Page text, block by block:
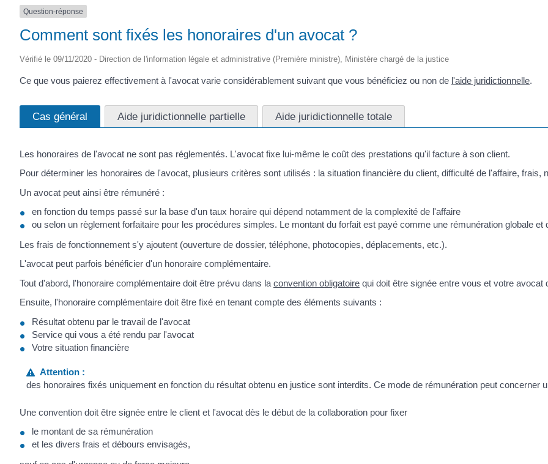
Question-réponse
Comment sont fixés les honoraires d'un avocat ?
Vérifié le 09/11/2020 - Direction de l'information légale et administrative (Première ministre), Ministère chargé de la justice
Ce que vous paierez effectivement à l'avocat varie considérablement suivant que vous bénéficiez ou non de l'aide juridictionnelle.
Cas général Aide juridictionnelle partielle Aide juridictionnelle totale
Les honoraires de l'avocat ne sont pas réglementés. L'avocat fixe lui-même le coût des prestations qu'il facture à son client.
Pour déterminer les honoraires de l'avocat, plusieurs critères sont utilisés : la situation financière du client, difficulté de l'affaire,
Un avocat peut ainsi être rémunéré :
en fonction du temps passé sur la base d'un taux horaire qui dépend notamment de la complexité de l'affaire
ou selon un règlement forfaitaire pour les procédures simples. Le montant du forfait est payé comme une rémunération globale et
Les frais de fonctionnement s'y ajoutent (ouverture de dossier, téléphone, photocopies, déplacements, etc.).
L'avocat peut parfois bénéficier d'un honoraire complémentaire.
Tout d'abord, l'honoraire complémentaire doit être prévu dans la convention obligatoire qui doit être signée entre vous et votre avocat
Ensuite, l'honoraire complémentaire doit être fixé en tenant compte des éléments suivants :
Résultat obtenu par le travail de l'avocat
Service qui vous a été rendu par l'avocat
Votre situation financière
Attention :
des honoraires fixés uniquement en fonction du résultat obtenu en justice sont interdits. Ce mode de rémunération peut concerner
Une convention doit être signée entre le client et l'avocat dès le début de la collaboration pour fixer
le montant de sa rémunération
et les divers frais et débours envisagés,